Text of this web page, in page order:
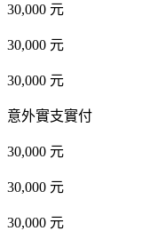
30,000 元
30,000 元
30,000 元
意外實支實付
30,000 元
30,000 元
30,000 元